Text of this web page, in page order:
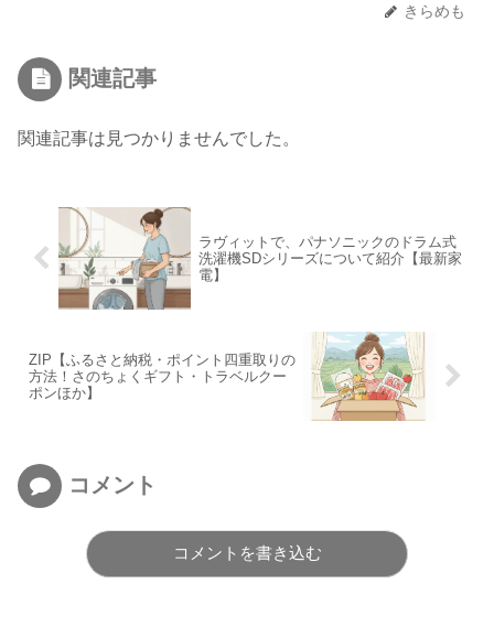
きらめも
関連記事
関連記事は見つかりませんでした。
ラヴィットで、パナソニックのドラム式
洗濯機SDシリーズについて紹介【最新家
電】
ZIP【ふるさと納税・ポイント四重取りの
方法！さのちょくギフト・トラベルクー
ポンほか】
コメント
コメントを書き込む